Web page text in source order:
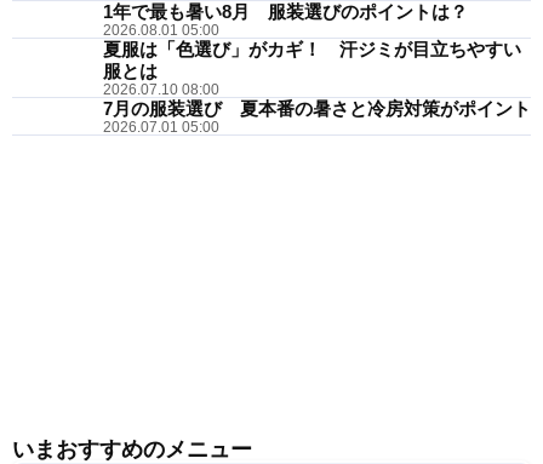
1年で最も暑い8月 服装選びのポイントは？
2026.08.01 05:00
夏服は「色選び」がカギ！ 汗ジミが目立ちやすい
服とは
2026.07.10 08:00
7月の服装選び 夏本番の暑さと冷房対策がポイント
2026.07.01 05:00
いまおすすめのメニュー